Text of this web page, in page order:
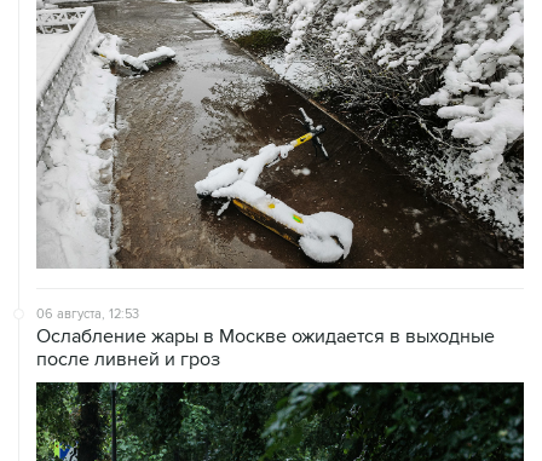
06 августа, 12:53
Ослабление жары в Москве ожидается в выходные
после ливней и гроз